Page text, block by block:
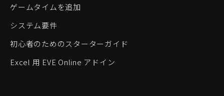
ゲームタイムを追加
システム要件
初心者のためのスターターガイド
Excel 用 EVE Online アドイン